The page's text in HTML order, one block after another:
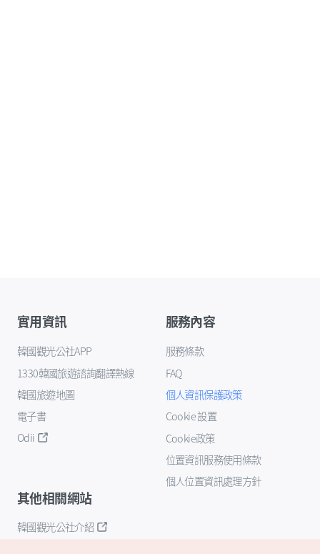
實用資訊
韓國觀光公社APP
1330韓國旅遊諮詢翻譯熱線
韓國旅遊地圖
電子書
Odii
服務內容
服務條款
FAQ
個人資訊保護政策
Cookie 設置
Cookie政策
位置資訊服務使用條款
個人位置資訊處理方針
其他相關網站
韓國觀光公社介紹